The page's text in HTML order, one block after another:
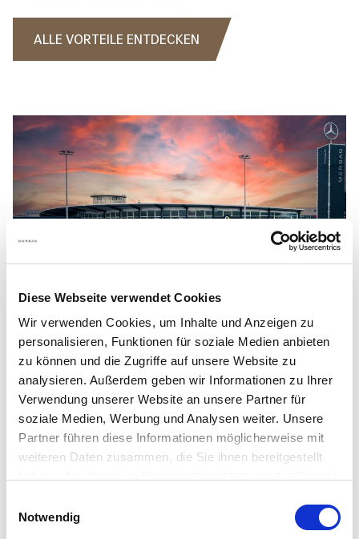
Diese Webseite verwendet Cookies
Wir verwenden Cookies, um Inhalte und Anzeigen zu
personalisieren, Funktionen für soziale Medien anbieten
zu können und die Zugriffe auf unsere Website zu
analysieren. Außerdem geben wir Informationen zu Ihrer
Verwendung unserer Website an unsere Partner für
soziale Medien, Werbung und Analysen weiter. Unsere
Partner führen diese Informationen möglicherweise mit
weiteren Daten zusammen, die Sie ihnen bereitgestellt
Notwendig
ALLE VORTEILE ENTDECKEN
Standort Brunn
Zur Standortseite
Wiener Straße 154, 2345 Brunn am Gebirge
+43 2236 90 90 30
Bild